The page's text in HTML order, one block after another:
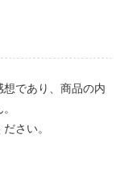
想であり、商品の内
さい。